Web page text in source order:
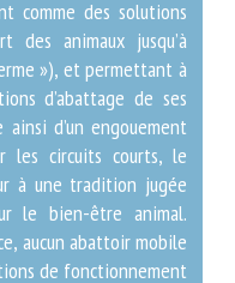
forte vis-à-vis de la
de leur mise à mort,
comme des solutions
animaux jusqu’à
»), et permettant
d’abattage de ses
ainsi d’un
pour les circuits
le retour à une
pour le bien-